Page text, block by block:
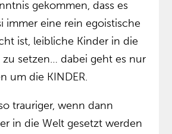
gekommen, dass es
immer eine rein egoistische
ist, leibliche Kinder in die
zu setzen… dabei geht es nur
um die KINDER.
trauriger, wenn dann
in die Welt gesetzt werden